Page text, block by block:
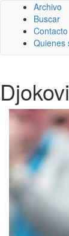
Archivo
Buscar
Contacto
Quienes